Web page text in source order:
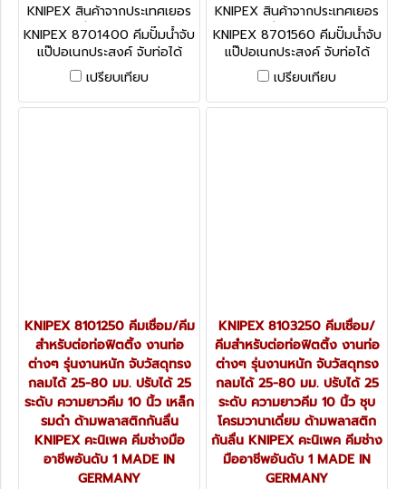
KNIPEX สินค้าจากประเทศเยอร
มนี 8701400
KNIPEX 8701400 คีมปั๊มน้ำจับ
แป๊ปอเนกประสงค์ จับท่อได้
สูงสุด 3.1/2" ความยาว 16 นิ้ว
จับน็อตได้สูงสุด 95 มม. ปรับ
ได้ 27 ระดับ ด้ามพลาสติกกัน
เปรียบเทียบ
KNIPEX สินค้าจากประเทศเยอร
มนี 8701560
KNIPEX 8701560 คีมปั๊มน้ำจับ
แป๊ปอเนกประสงค์ จับท่อได้
สูงสุด 4.1/2" ความยาว 22 นิ้ว
จับน็อตได้สูงสุด 120 มม. ปรับ
ได้ 20 ระดับ ด้ามพลาสติกกัน
เปรียบเทียบ
KNIPEX 8101250 คีมเชื่อม/คีม
สำหรับต่อท่อฟิตติ้ง งานท่อ
ต่างๆ รุ่นงานหนัก จับวัสดุทรง
กลมได้ 25-80 มม. ปรับได้ 25
ระดับ ความยาวคีม 10 นิ้ว เหล็ก
รมดำ ด้ามพลาสติกกันลื่น
KNIPEX คะนิเพค คีมช่างมือ
อาชีพอันดับ 1 MADE IN
GERMANY
KNIPEX 8103250 คีมเชื่อม/
คีมสำหรับต่อท่อฟิตติ้ง งานท่อ
ต่างๆ รุ่นงานหนัก จับวัสดุทรง
กลมได้ 25-80 มม. ปรับได้ 25
ระดับ ความยาวคีม 10 นิ้ว ชุบ
โครมวานาเดี่ยม ด้ามพลาสติก
กันลื่น KNIPEX คะนิเพค คีมช่าง
มืออาชีพอันดับ 1 MADE IN
GERMANY